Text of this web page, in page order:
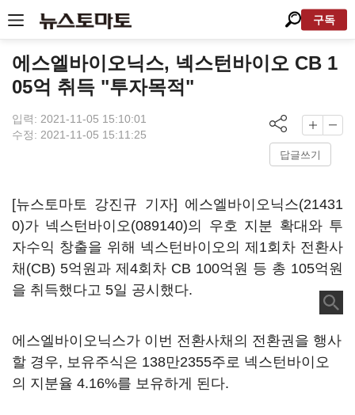
구독
에스엘바이오닉스, 넥스턴바이오 CB 1
05억 취득 "투자목적"
입력: 2021-11-05 15:10:01
수정: 2021-11-05 15:11:25
답글쓰기
[뉴스토마토 강진규 기자] 에스엘바이오닉스(21431
0)가 넥스턴바이오(089140)의 우호 지분 확대와 투
자수익 창출을 위해 넥스턴바이오의 제1회차 전환사
채(CB) 5억원과 제4회차 CB 100억원 등 총 105억원
을 취득했다고 5일 공시했다.
에스엘바이오닉스가 이번 전환사채의 전환권을 행사
할 경우, 보유주식은 138만2355주로 넥스턴바이오
의 지분율 4.16%를 보유하게 된다.